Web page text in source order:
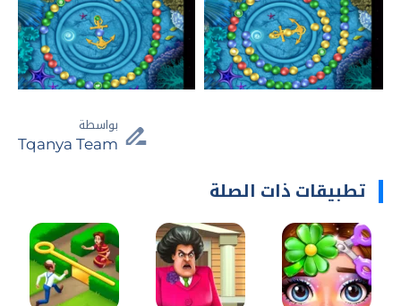
بواسطة
Tqanya Team
تطبيقات ذات الصلة